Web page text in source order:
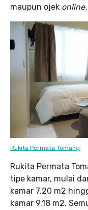
maupun ojek online.
Rukita Permata Tomang
Rukita Permata
tipe kamar, mulai
kamar 7.20 m2
kamar 9.18 m2.